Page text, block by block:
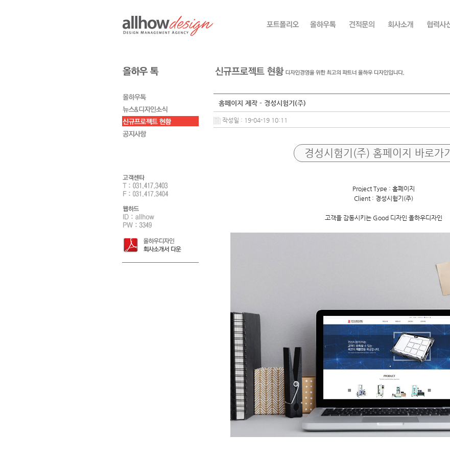
홈페이지 제작 - 경성시험기(주)
작성일 : 19-04-19 10:11
경성시험기(주) 홈페이지 바로가기
Project Type : 홈페이지
Client : 경성시험기(주)
고객을 감동시키는 Good 디자인 올하우디자인